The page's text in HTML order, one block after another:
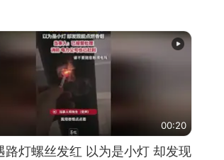
00:20
路灯螺丝发红 以为是小灯 却发现